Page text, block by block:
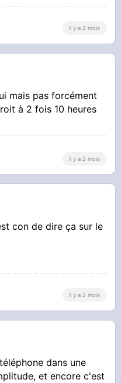
il y a 2 mois
mais pas forcément
à 2 fois 10 heures
il y a 2 mois
con de dire ça sur le
il y a 2 mois
dans une
et encore c'est